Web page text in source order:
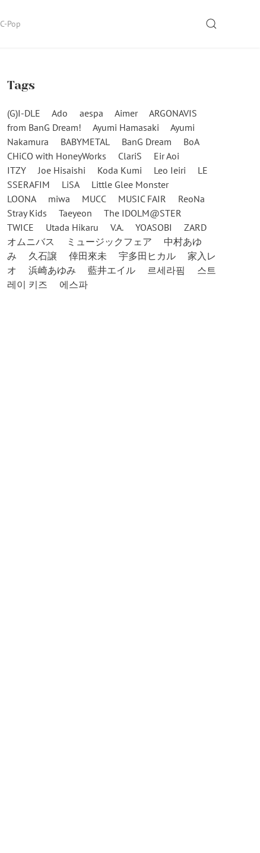
C-Pop SEARCH
Tags
(G)I-DLE Ado aespa Aimer
ARGONAVIS
from BanG Dream!
Ayumi Hamasaki
Ayumi
Nakamura
BABYMETAL BanG Dream
BoA
CHiCO with HoneyWorks
ClariS
Eir Aoi
ITZY
Joe Hisaishi Koda Kumi Leo Ieiri
LE
SSERAFIM
LiSA
Little Glee Monster
LOONA
miwa MUCC MUSIC FAIR
ReoNa
Stray Kids
Taeyeon
The IDOLM@STER
TWICE
Utada Hikaru V.A. YOASOBI
ZARD
オムニバス
ミュージックフェア
中村あゆ
み
久石譲 倖田來未 宇多田ヒカル
家入レ
オ
浜崎あゆみ 藍井エイル 르세라핌
스트
레이 키즈
에스파